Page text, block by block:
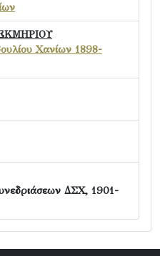
Χανίων 1898-
ΔΣΧ, 1901-